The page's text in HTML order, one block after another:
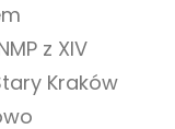
z XIV
Kraków